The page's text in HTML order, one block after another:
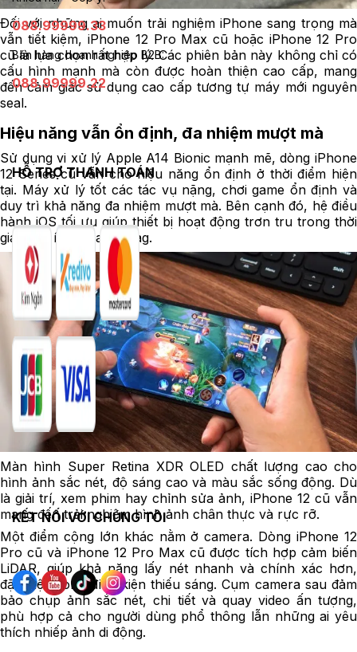
Đối với những ai muốn trải nghiệm iPhone sang trọng mà
vẫn tiết kiệm, iPhone 12 Pro Max cũ hoặc iPhone 12 Pro
cũ là lựa chọn rất hợp lý. Các phiên bản này không chỉ có
cấu hình mạnh mà còn được hoàn thiện cao cấp, mang
đến cảm giác sử dụng cao cấp tương tự máy mới nguyên
seal.
Hiệu năng vẫn ổn định, đa nhiệm mượt mà
Sử dụng vi xử lý Apple A14 Bionic mạnh mẽ, dòng iPhone
12 Series cũ vẫn cho hiệu năng ổn định ở thời điểm hiện
tại. Máy xử lý tốt các tác vụ nặng, chơi game ổn định và
duy trì khả năng đa nhiệm mượt mà. Bên cạnh đó, hệ điều
hành iOS tối ưu giúp thiết bị hoạt động trơn tru trong thời
gian dài, ít xảy ra giật lag.
Màn hình Super Retina XDR OLED chất lượng cao cho
hình ảnh sắc nét, độ sáng cao và màu sắc sống động. Dù
là giải trí, xem phim hay chỉnh sửa ảnh, iPhone 12 cũ vẫn
mang đến trải nghiệm hình ảnh chân thực và rực rỡ.
Một điểm cộng lớn khác nằm ở camera. Dòng iPhone 12
Pro cũ và iPhone 12 Pro Max cũ được tích hợp cảm biến
LiDAR, giúp khả năng lấy nét nhanh và chính xác hơn,
đặc biệt trong điều kiện thiếu sáng. Cụm camera sau đảm
bảo chụp ảnh sắc nét, chi tiết và quay video ấn tượng,
phù hợp cả cho người dùng phổ thông lẫn những ai yêu
thích nhiếp ảnh di động.
088.99999.33
Bán hàng doanh nghiệp B2B:
088.99999.22
HỖ TRỢ THANH TOÁN
KẾT NỐI VỚI CHÚNG TÔI